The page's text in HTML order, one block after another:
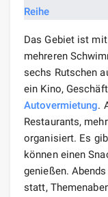
Das Gebiet ist
mehreren
sechs Rutschen
ein Kino,
Autovermietung.
Restaurants,
organisiert. Es
können einen
genießen.
statt,